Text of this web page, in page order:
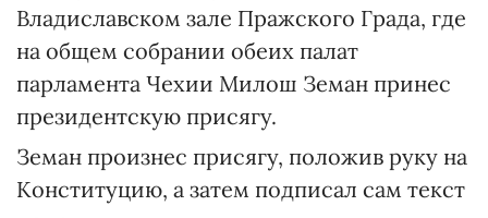
Владиславском зале Пражского Града, где
на общем собрании обеих палат
парламента Чехии Милош Земан принес
президентскую присягу.
Земан произнес присягу, положив руку на
Конституцию, а затем подписал сам текст